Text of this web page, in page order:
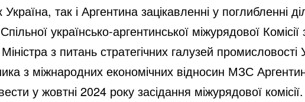
так і Аргентина зацікавленні у поглибленні
Спільної українсько-аргентинської міжурядової
Міністра з питань стратегічних галузей
з міжнародних економічних відносин МЗС
у жовтні 2024 року засідання міжурядової